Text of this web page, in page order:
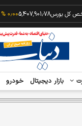
شاخص کل بورس5,407,901.78
بازار دیجیتال خودرو